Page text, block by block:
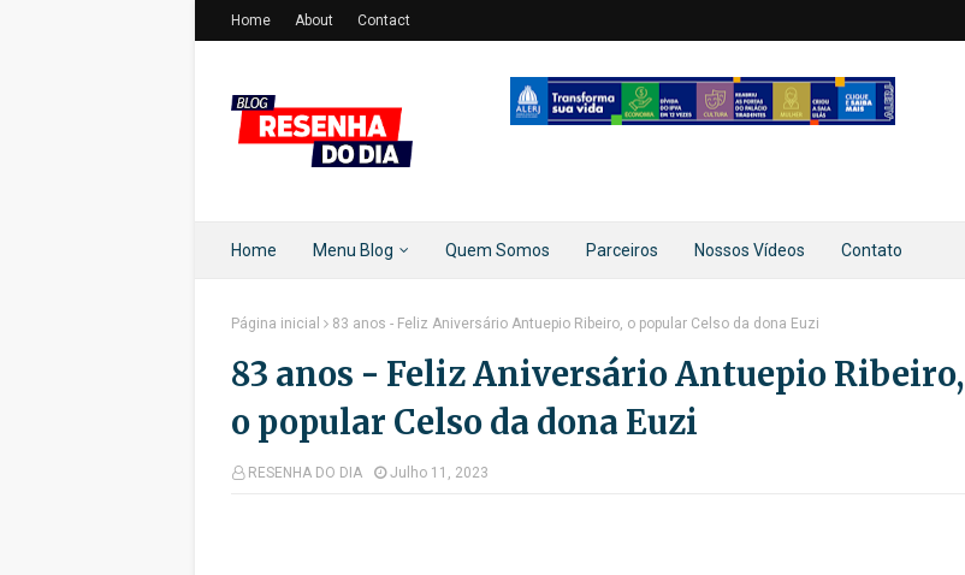
Home About Contact
Home Menu Blog Quem Somos Parceiros Nossos Vídeos Contato
Página inicial 83 anos - Feliz Aniversário Antuepio Ribeiro, o popular Celso da dona Euzi
83 anos - Feliz Aniversário Antuepio Ribeiro,
o popular Celso da dona Euzi
RESENHA DO DIA Julho 11, 2023